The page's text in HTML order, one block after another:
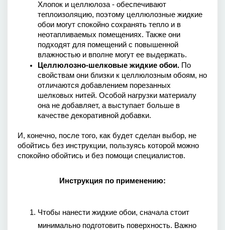
Хлопок и целлюлоза - обеспечивают
теплоизоляцию, поэтому целлюлозные жидкие
обои могут спокойно сохранять тепло и в
неотапливаемых помещениях. Также они
подходят для помещений с повышенной
влажностью и вполне могут ее выдержать.
Целлюлозно-шелковые жидкие обои. По
свойствам они близки к целлюлозным обоям, но
отличаются добавлением порезанных
шелковых нитей. Особой нагрузки материалу
она не добавляет, а выступает больше в
качестве декоративной добавки.
И, конечно, после того, как будет сделан выбор, не
обойтись без инструкции, пользуясь которой можно
спокойно обойтись и без помощи специалистов.
Инструкция по применению:
Чтобы нанести жидкие обои, сначала стоит
минимально подготовить поверхность. Важно